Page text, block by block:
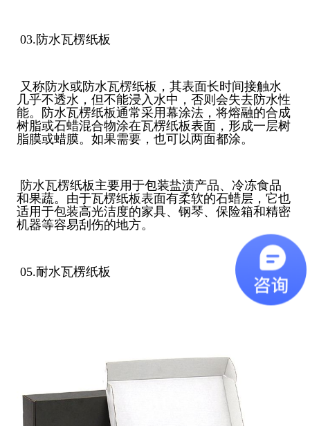
03.防水瓦楞纸板
又称防水或防水瓦楞纸板，其表面长时间接触水
几乎不透水，但不能浸入水中，否则会失去防水性
能。防水瓦楞纸板通常采用幕涂法，将熔融的合成
树脂或石蜡混合物涂在瓦楞纸板表面，形成一层树
脂膜或蜡膜。如果需要，也可以两面都涂。
防水瓦楞纸板主要用于包装盐渍产品、冷冻食品
和果蔬。由于瓦楞纸板表面有柔软的石蜡层，它也
适用于包装高光洁度的家具、钢琴、保险箱和精密
机器等容易刮伤的地方。
05.耐水瓦楞纸板